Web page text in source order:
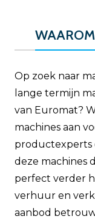
Op zoek naar
lange termijn
van Euromat?
machines aan
productexperts
deze machines
perfect verder
verhuur en
aanbod